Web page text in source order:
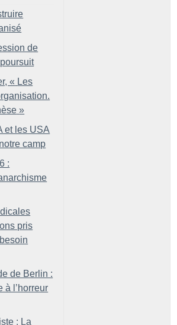
de
« Les
»
et les USA
camp
:
pris
de Berlin :
à l’horreur
: La